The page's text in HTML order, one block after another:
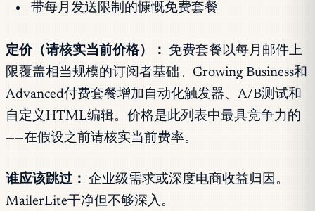
带每月发送限制的慷慨免费套餐
定价（请核实当前价格）：
免费套餐以每月邮件上
限覆盖相当规模的订阅者基础。Growing Business和
Advanced付费套餐增加自动化触发器、A/B测试和
自定义HTML编辑。价格是此列表中最具竞争力的
——在假设之前请核实当前费率。
谁应该跳过： 企业级需求或深度电商收益归因。
MailerLite干净但不够深入。